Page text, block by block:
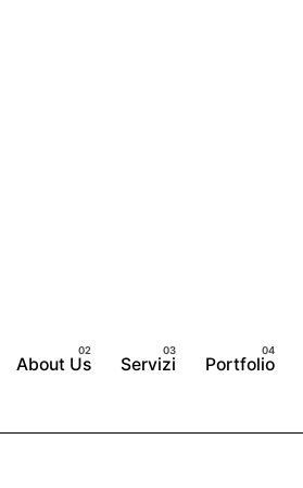
About Us Servizi Portfolio